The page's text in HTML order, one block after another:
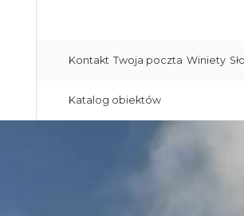
Kontakt Twoja poczta Winiety
Katalog obiektów